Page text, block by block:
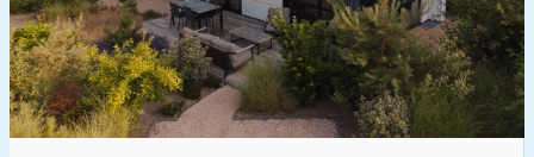
Schwimmbad 1
Eingezäunter Garten
Haustierfrei 0